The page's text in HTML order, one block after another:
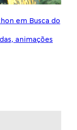
em Busca do
animações